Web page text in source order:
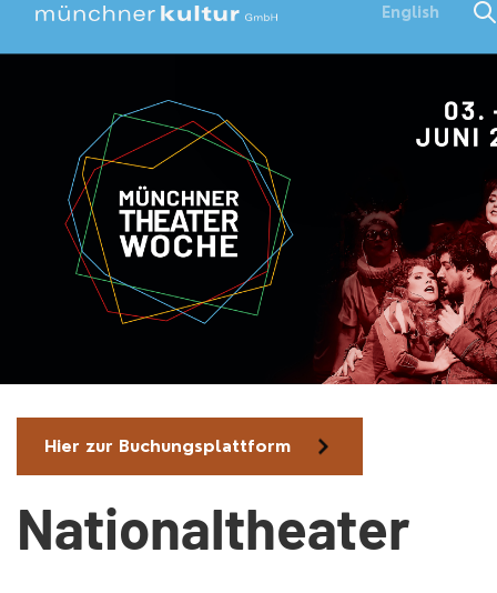
English
Hier zur Buchungsplattform
Nationaltheater